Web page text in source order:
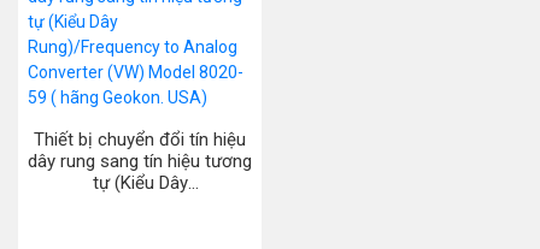
Thiết bị chuyển đổi tín hiệu
dây rung sang tín hiệu tương
tự (Kiểu Dây